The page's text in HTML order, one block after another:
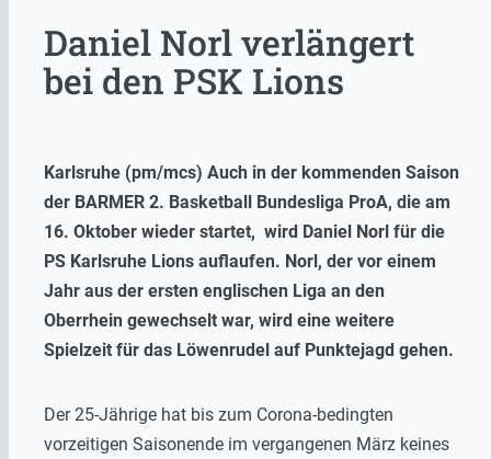
Daniel Norl verlängert
bei den PSK Lions
Karlsruhe (pm/mcs) Auch in der kommenden Saison
der BARMER 2. Basketball Bundesliga ProA, die am
16. Oktober wieder startet, wird Daniel Norl für die
PS Karlsruhe Lions auflaufen. Norl, der vor einem
Jahr aus der ersten englischen Liga an den
Oberrhein gewechselt war, wird eine weitere
Spielzeit für das Löwenrudel auf Punktejagd gehen.
Der 25-Jährige hat bis zum Corona-bedingten
vorzeitigen Saisonende im vergangenen März keines